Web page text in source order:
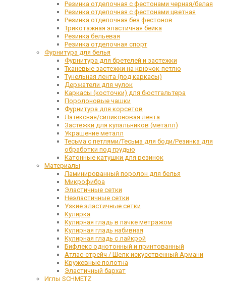
Резинка отделочная с фестонами черная/белая
Резинка отделочная с фестонами цветная
Резинка отделочная без фестонов
Трикотажная эластичная бейка
Резинка бельевая
Резинка отделочная спорт
Фурнитура для белья
Фурнитура для бретелей и застежки
Тканевые застежки на крючок-петлю
Тунельная лента (под каркасы)
Держатели для чулок
Каркасы (косточки) для бюстгальтера
Поролоновые чашки
Фурнитура для корсетов
Латексная/силиконовая лента
Застежки для купальников (металл)
Украшение металл
Тесьма с петлями/Тесьма для боди/Резинка для
обработки под грудью
Катонные катушки для резинок
Материалы
Ламинированный поролон для белья
Микрофибра
Эластичные сетки
Неэластичные сетки
Узкие эластичные сетки
Кулирка
Кулирная гладь в пачке метражом
Кулирная гладь набивная
Кулирная гладь с лайкрой
Бифлекс однотонный и принтованный
Атлас-стрейч / Шелк искусственный Армани
Кружевные полотна
Эластичный бархат
Иглы SCHMETZ